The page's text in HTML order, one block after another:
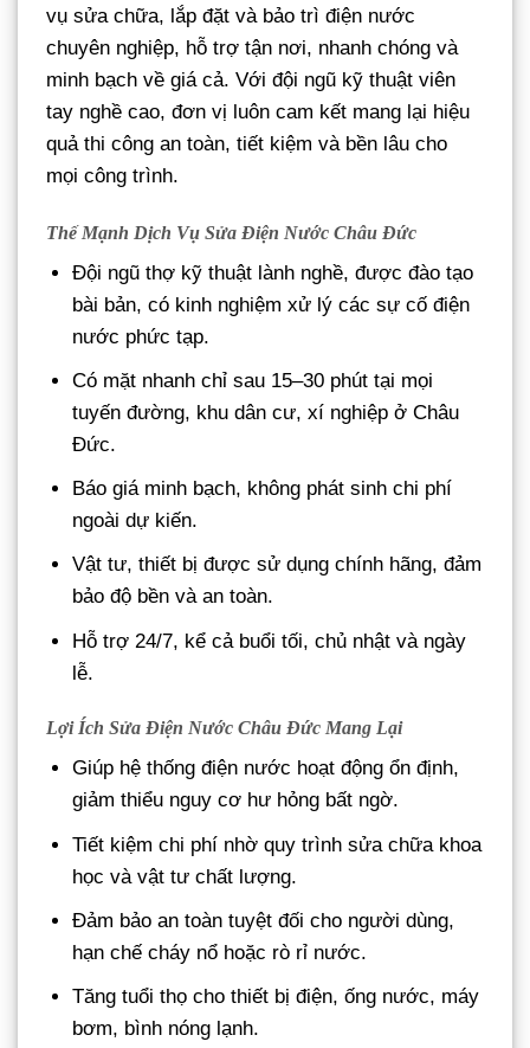
vụ sửa chữa, lắp đặt và bảo trì điện nước
chuyên nghiệp, hỗ trợ tận nơi, nhanh chóng và
minh bạch về giá cả. Với đội ngũ kỹ thuật viên
tay nghề cao, đơn vị luôn cam kết mang lại hiệu
quả thi công an toàn, tiết kiệm và bền lâu cho
mọi công trình.
Thế Mạnh Dịch Vụ Sửa Điện Nước Châu Đức
Đội ngũ thợ kỹ thuật lành nghề, được đào tạo
bài bản, có kinh nghiệm xử lý các sự cố điện
nước phức tạp.
Có mặt nhanh chỉ sau 15–30 phút tại mọi
tuyến đường, khu dân cư, xí nghiệp ở Châu
Đức.
Báo giá minh bạch, không phát sinh chi phí
ngoài dự kiến.
Vật tư, thiết bị được sử dụng chính hãng, đảm
bảo độ bền và an toàn.
Hỗ trợ 24/7, kể cả buổi tối, chủ nhật và ngày
lễ.
Lợi Ích Sửa Điện Nước Châu Đức Mang Lại
Giúp hệ thống điện nước hoạt động ổn định,
giảm thiểu nguy cơ hư hỏng bất ngờ.
Tiết kiệm chi phí nhờ quy trình sửa chữa khoa
học và vật tư chất lượng.
Đảm bảo an toàn tuyệt đối cho người dùng,
hạn chế cháy nổ hoặc rò rỉ nước.
Tăng tuổi thọ cho thiết bị điện, ống nước, máy
bơm, bình nóng lạnh.